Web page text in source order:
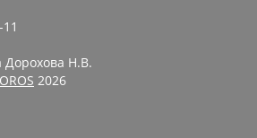
Дорохова Н.В.
2026